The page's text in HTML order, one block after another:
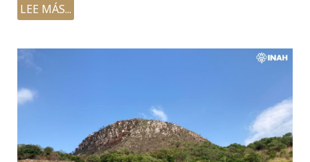
LEE MÁS...